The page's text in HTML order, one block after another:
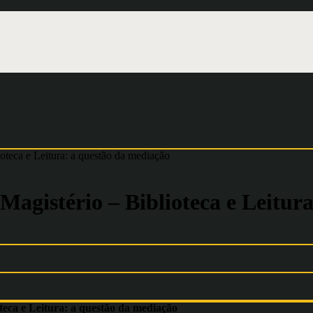
e Leitura: a questão da mediação
– Biblioteca e
e Leitura: a questão da mediação